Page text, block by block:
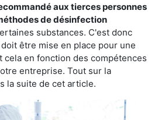
aux tierces personnes
de désinfection
substances. C'est donc
être mise en place pour une
en fonction des compétences
entreprise. Tout sur la
la suite de cet article.